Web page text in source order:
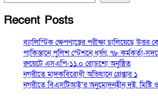
Recent Posts
ব্যালিস্টিক ক্ষেপণাস্ত্রের পরীক্ষা চালিয়েছে উত্তর
পাকিস্তানে পুলিশ স্টেশনে ধর্ষণ, ৭৮ কর্মকর্তা-
রুয়েটে এসএপি-১১.০ রোডশো অনুষ্ঠিত
নগরীতে মাদকবিরোধী অভিযানে গ্রেপ্তার ১
নগরীতে বিএসটিআই’র অনুমোদনহীন দই, মিষ্টি ও